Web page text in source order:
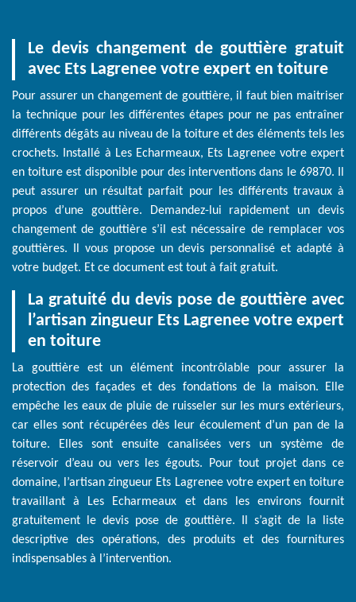
Le devis changement de gouttière gratuit
avec Ets Lagrenee votre expert en toiture
Pour assurer un changement de gouttière, il faut bien maitriser
la technique pour les différentes étapes pour ne pas entraîner
différents dégâts au niveau de la toiture et des éléments tels les
crochets. Installé à Les Echarmeaux, Ets Lagrenee votre expert
en toiture est disponible pour des interventions dans le 69870. Il
peut assurer un résultat parfait pour les différents travaux à
propos d’une gouttière. Demandez-lui rapidement un devis
changement de gouttière s’il est nécessaire de remplacer vos
gouttières. Il vous propose un devis personnalisé et adapté à
votre budget. Et ce document est tout à fait gratuit.
La gratuité du devis pose de gouttière avec
l’artisan zingueur Ets Lagrenee votre expert
en toiture
La gouttière est un élément incontrôlable pour assurer la
protection des façades et des fondations de la maison. Elle
empêche les eaux de pluie de ruisseler sur les murs extérieurs,
car elles sont récupérées dès leur écoulement d’un pan de la
toiture. Elles sont ensuite canalisées vers un système de
réservoir d’eau ou vers les égouts. Pour tout projet dans ce
domaine, l’artisan zingueur Ets Lagrenee votre expert en toiture
travaillant à Les Echarmeaux et dans les environs fournit
gratuitement le devis pose de gouttière. Il s’agit de la liste
descriptive des opérations, des produits et des fournitures
indispensables à l’intervention.